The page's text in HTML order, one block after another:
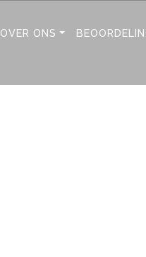
OVER ONS